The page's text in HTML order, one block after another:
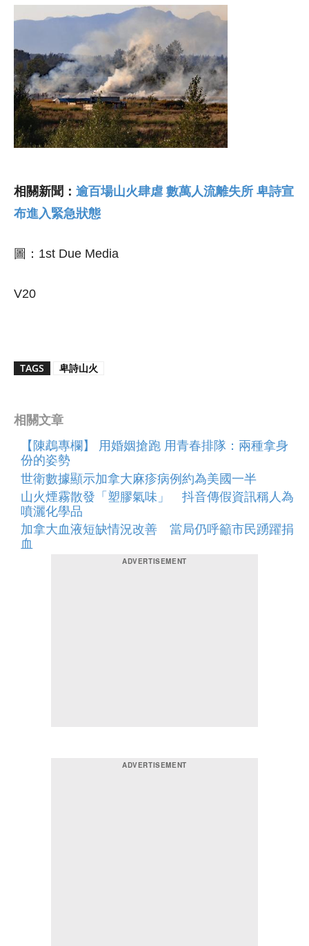
相關新聞： 逾百場山火肆虐 數萬人流離失所 卑詩宣
布進入緊急狀態
圖：1st Due Media
V20
TAGS 卑詩山火
相關文章
【陳鵡專欄】 用婚姻搶跑 用青春排隊：兩種拿身
份的姿勢
世衛數據顯示加拿大麻疹病例約為美國一半
山火煙霧散發「塑膠氣味」 抖音傳假資訊稱人為
噴灑化學品
加拿大血液短缺情況改善 當局仍呼籲市民踴躍捐
血